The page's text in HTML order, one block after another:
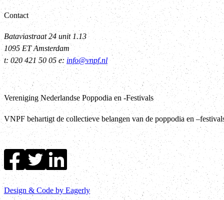
Contact
Bataviastraat 24 unit 1.13
1095 ET Amsterdam
t: 020 421 50 05 e: info@vnpf.nl
Vereniging Nederlandse Poppodia en -Festivals
VNPF behartigt de collectieve belangen van de poppodia en
Design & Code by Eagerly